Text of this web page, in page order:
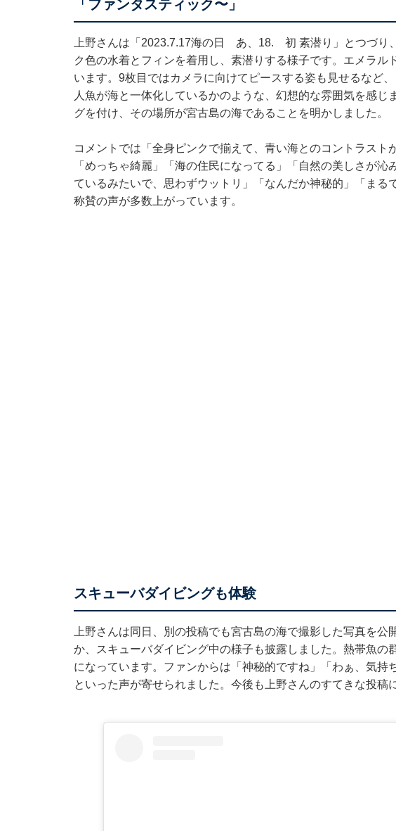
「ファンタスティック〜」
上野さんは「2023.7.17海の日 あ、18. 初 素潜り」とつづり
ク色の水着とフィンを着用し、素潜りする様子です。エメラル
います。9枚目ではカメラに向けてピースする姿も見せるなど
人魚が海と一体化しているかのような、幻想的な雰囲気を感じ
グを付け、その場所が宮古島の海であることを明かしました。
コメントでは「全身ピンクで揃えて、青い海とのコントラスト
「めっちゃ綺麗」「海の住民になってる」「自然の美しさが
ているみたいで、思わずウットリ」「なんだか神秘的」「まる
称賛の声が多数上がっています。
スキューバダイビングも体験
上野さんは同日、別の投稿でも宮古島の海で撮影した写真を
か、スキューバダイビング中の様子も披露しました。熱帯魚の
になっています。ファンからは「神秘的ですね」「わぁ、気持
といった声が寄せられました。今後も上野さんのすてきな投稿